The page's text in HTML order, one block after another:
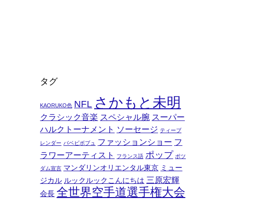
タグ
KAORUKO色 NFL さかもと未明
クラシック音楽 スペシャル腕 スーパー
ハルクトーナメント ソーセージ ティーブ
レンダー バベビボブュ ファッションショー フ
ラワーアーティスト
フランス語 ポップ ポツ
ダム宣言 マンダリンオリエンタル東京 ミュー
ジカル ルックルックこんにちは 三原宏輝
会長 全世界空手道選手権大会